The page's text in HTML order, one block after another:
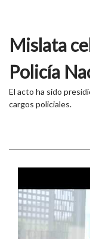
Mislata
Policía
El acto ha sido
cargos policiales.